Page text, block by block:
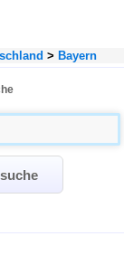
> Bayern